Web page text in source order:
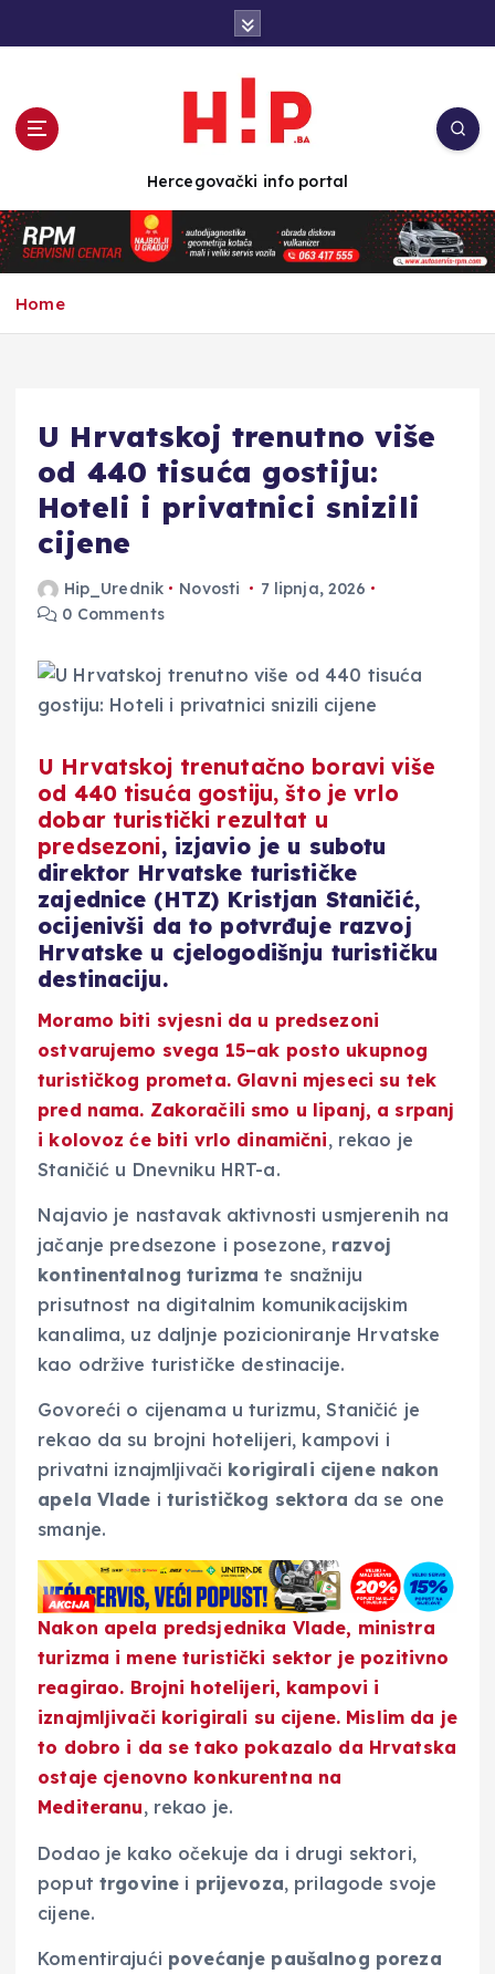
n
t
e
Hercegovački info portal
Home
U Hrvatskoj trenutno više
od 440 tisuća gostiju:
Hoteli i privatnici snizili
cijene
Hip_Urednik Novosti
7 lipnja, 2026
0 Comments
U Hrvatskoj trenutačno boravi više
od 440 tisuća gostiju, što je vrlo
dobar turistički rezultat u
predsezoni, izjavio je u subotu
direktor Hrvatske turističke
zajednice (HTZ) Kristjan Staničić,
ocijenivši da to potvrđuje razvoj
Hrvatske u cjelogodišnju turističku
destinaciju.
Moramo biti svjesni da u predsezoni
ostvarujemo svega 15–ak posto ukupnog
turističkog prometa. Glavni mjeseci su tek
pred nama. Zakoračili smo u lipanj, a srpanj
i kolovoz će biti vrlo dinamični, rekao je
Staničić u Dnevniku HRT-a.
Najavio je nastavak aktivnosti usmjerenih na
jačanje predsezone i posezone, razvoj
kontinentalnog turizma te snažniju
prisutnost na digitalnim komunikacijskim
kanalima, uz daljnje pozicioniranje Hrvatske
kao održive turističke destinacije.
Govoreći o cijenama u turizmu, Staničić je
rekao da su brojni hotelijeri, kampovi i
privatni iznajmljivači korigirali cijene nakon
apela Vlade i turističkog sektora da se one
smanje.
Nakon apela predsjednika Vlade, ministra
turizma i mene turistički sektor je pozitivno
reagirao. Brojni hotelijeri, kampovi i
iznajmljivači korigirali su cijene. Mislim da je
to dobro i da se tako pokazalo da Hrvatska
ostaje cjenovno konkurentna na
Mediteranu, rekao je.
Dodao je kako očekuje da i drugi sektori,
poput trgovine i prijevoza, prilagode svoje
cijene.
Komentirajući povećanje paušalnog poreza